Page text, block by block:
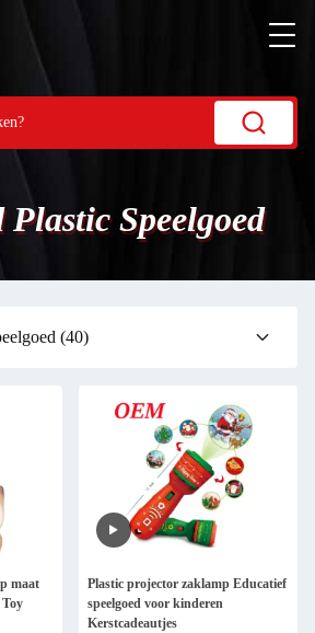
Speelgoed
(40)
maat
Plastic projector zaklamp Educatief
speelgoed voor kinderen
Kerstcadeautjes